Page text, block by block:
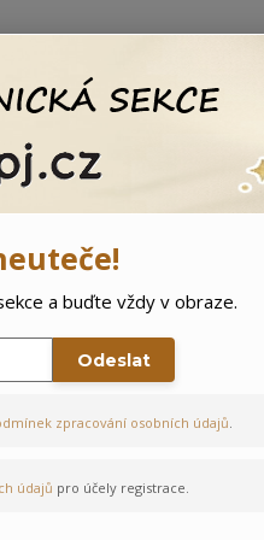
Hledat
🌲 Vítejte ve světě
a
a buďte vždy v obraze.
Odeslat
zpracování osobních údajů.
údajů pro účely registrace.